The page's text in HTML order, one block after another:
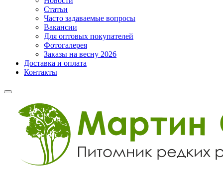
Статьи
Часто задаваемые вопросы
Вакансии
Для оптовых покупателей
Фотогалерея
Заказы на весну 2026
Доставка и оплата
Контакты